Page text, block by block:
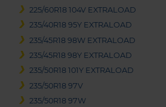
225/60R18 104V EXTRALOAD
235/40R18 95Y EXTRALOAD
235/45R18 98W EXTRALOAD
235/45R18 98Y EXTRALOAD
235/50R18 101Y EXTRALOAD
235/50R18 97V
235/50R18 97W